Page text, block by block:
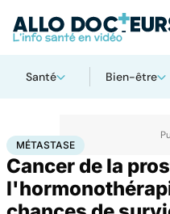
Santé Bien-être
AccueilSantéMétastase
MÉTASTASE
Cancer de la